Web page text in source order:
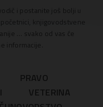
i postanite još bolji u
knjigovodstvene
… svako od vas će
informacije.
PRAVO
VETERINA